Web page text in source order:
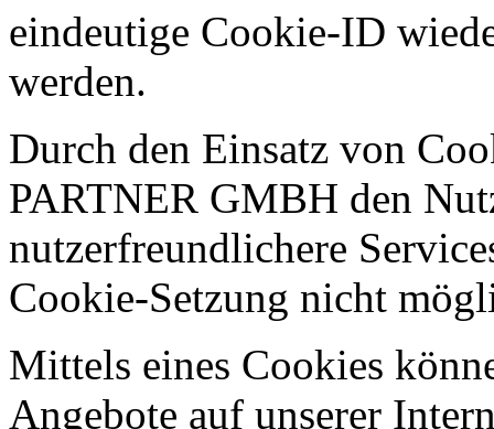
eindeutige Cookie-ID
werden.
Durch den Einsatz von
PARTNER GMBH den
nutzerfreundlichere
Cookie-Setzung nicht
Mittels eines Cookies
Angebote auf unserer